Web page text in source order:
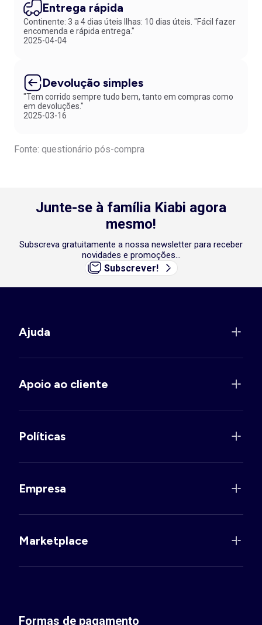
Entrega rápida
Continente: 3 a 4 dias úteis Ilhas: 10 dias úteis. "Fácil fazer
encomenda e rápida entrega."
2025-04-04
Devolução simples
"Tem corrido sempre tudo bem, tanto em compras como
em devoluções."
2025-03-16
Fonte: questionário pós-compra
Junte-se à família Kiabi agora
mesmo!
Subscreva gratuitamente a nossa newsletter para receber
novidades e promoções...
Subscrever!
Ajuda
Apoio ao cliente
Políticas
Empresa
Marketplace
Formas de pagamento